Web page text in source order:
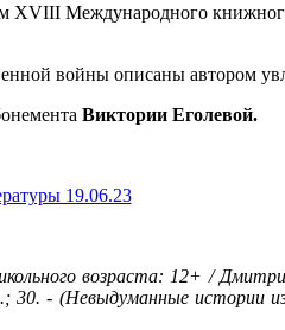
XVIII Международного
войны описаны автором
Виктории Еголевой.
возраста: 12+ /
- (Невыдуманные истории из